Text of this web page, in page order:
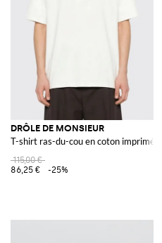
DRÔLE DE MONSIEUR
T-shirt ras-du-cou en coton imprimé
115,00 €
86,25 €
-25%